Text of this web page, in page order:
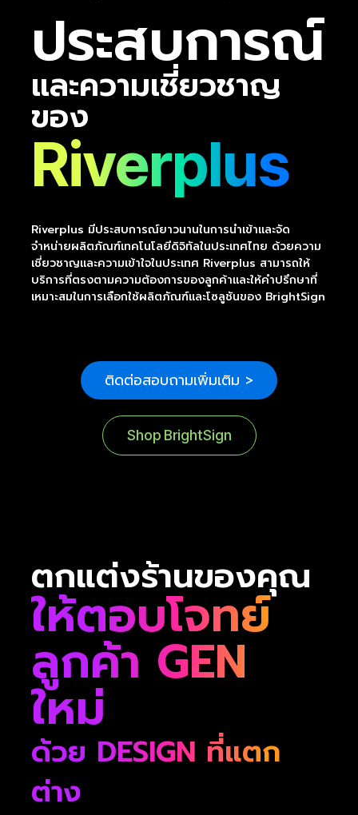
ประสบการณ์
และความเชี่ยวชาญ
ของ
Riverplus
Riverplus มีประสบการณ์ยาวนานในการนำเข้าและจัด
จำหน่ายผลิตภัณฑ์เทคโนโลยีดิจิทัลในประเทศไทย ด้วยความ
เชี่ยวชาญและความเข้าใจในประเทศ Riverplus สามารถให้
บริการที่ตรงตามความต้องการของลูกค้าและให้คำปรึกษาที่
เหมาะสมในการเลือกใช้ผลิตภัณฑ์และโซลูชันของ BrightSign
ติดต่อสอบถามเพิ่มเติม >
Shop BrightSign
ตกแต่งร้านของคุณ
ให้ตอบโจทย์
ลูกค้า GEN
ใหม่
ด้วย DESIGN ที่แตก
ต่าง